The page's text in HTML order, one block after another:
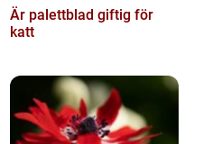
Är palettblad giftig för
katt